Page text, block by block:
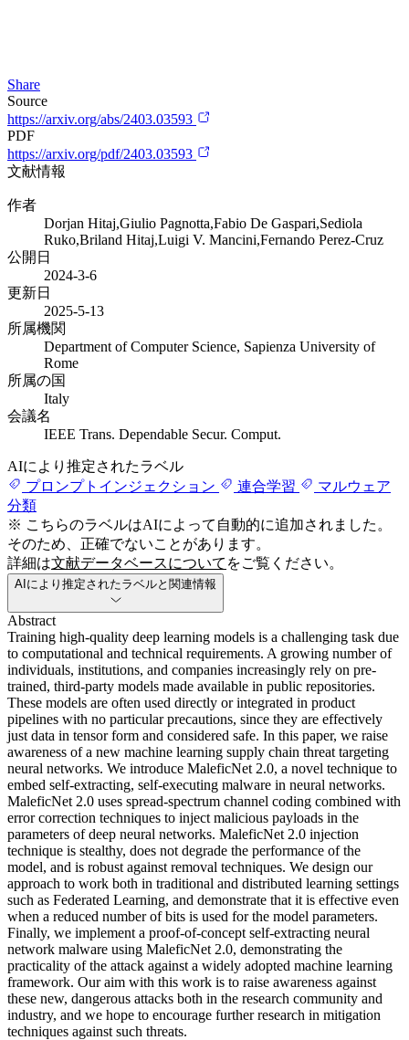
Share
Source
https://arxiv.org/abs/2403.03593
PDF
https://arxiv.org/pdf/2403.03593
文献情報
作者
Dorjan Hitaj,Giulio Pagnotta,Fabio De Gaspari,Sediola
Ruko,Briland Hitaj,Luigi V. Mancini,Fernando Perez-Cruz
公開日
2024-3-6
更新日
2025-5-13
所属機関
Department of Computer Science, Sapienza University of
Rome
所属の国
Italy
会議名
IEEE Trans. Dependable Secur. Comput.
AIにより推定されたラベル
プロンプトインジェクション
連合学習
マルウェア
分類
※ こちらのラベルはAIによって自動的に追加されました。
そのため、正確でないことがあります。
詳細は文献データベースについて をご覧ください。
AIにより推定されたラベルと関連情報
Abstract
Training high-quality deep learning models is a challenging task due
to computational and technical requirements. A growing number of
individuals, institutions, and companies increasingly rely on pre-
trained, third-party models made available in public repositories.
These models are often used directly or integrated in product
pipelines with no particular precautions, since they are effectively
just data in tensor form and considered safe. In this paper, we raise
awareness of a new machine learning supply chain threat targeting
neural networks. We introduce MaleficNet 2.0, a novel technique to
embed self-extracting, self-executing malware in neural networks.
MaleficNet 2.0 uses spread-spectrum channel coding combined with
error correction techniques to inject malicious payloads in the
parameters of deep neural networks. MaleficNet 2.0 injection
technique is stealthy, does not degrade the performance of the
model, and is robust against removal techniques. We design our
approach to work both in traditional and distributed learning settings
such as Federated Learning, and demonstrate that it is effective even
when a reduced number of bits is used for the model parameters.
Finally, we implement a proof-of-concept self-extracting neural
network malware using MaleficNet 2.0, demonstrating the
practicality of the attack against a widely adopted machine learning
framework. Our aim with this work is to raise awareness against
these new, dangerous attacks both in the research community and
industry, and we hope to encourage further research in mitigation
techniques against such threats.